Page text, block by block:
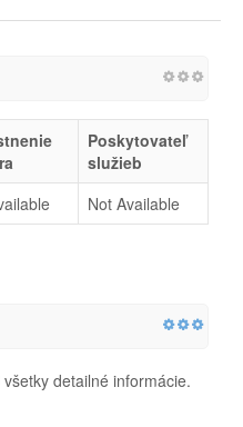
Poskytovateľ
služieb
Not Available
detailné informácie.